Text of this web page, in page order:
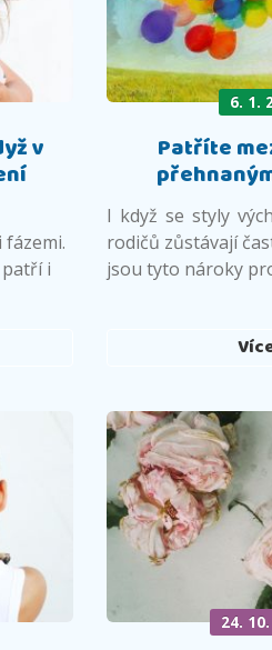
v
i
6. 1.
Patříte
I když se styly
rodičů zůstávají
jsou tyto nároky
24.